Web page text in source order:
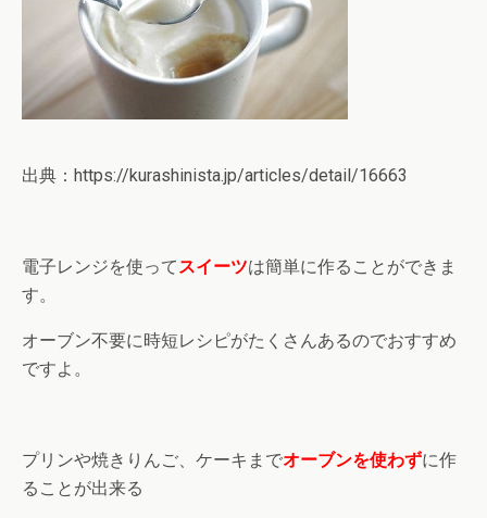
出典：https://kurashinista.jp/articles/detail/16663
電子レンジを使ってスイーツは簡単に作ることができま
す。
オーブン不要に時短レシピがたくさんあるのでおすすめ
ですよ。
プリンや焼きりんご、ケーキまでオーブンを使わずに作
ることが出来る